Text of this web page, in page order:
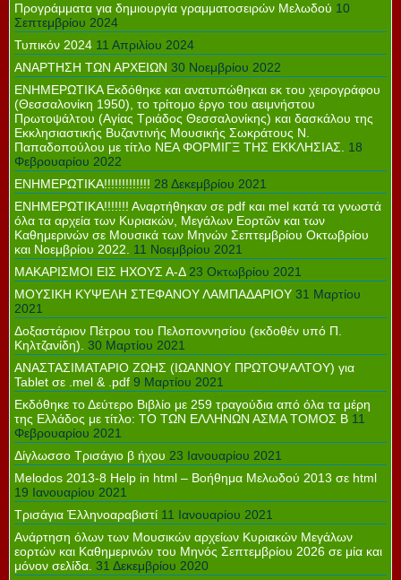
Προγράμματα για δημιουργία γραμματοσειρών Μελωδού 10
Σεπτεμβρίου 2024
Τυπικόν 2024 11 Απριλίου 2024
ΑΝΑΡΤΗΣΗ ΤΩΝ ΑΡΧΕΙΩΝ 30 Νοεμβρίου 2022
ΕΝΗΜΕΡΩΤΙΚΑ Εκδόθηκε και ανατυπώθηκαι εκ του χειρογράφου
(Θεσσαλονίκη 1950), το τρίτομο έργο του αειμνήστου
Πρωτοψάλτου (Αγίας Τριάδος Θεσσαλονίκης) και δασκάλου της
Εκκλησιαστικής Βυζαντινής Μουσικής Σωκράτους Ν.
Παπαδοπούλου με τίτλο ΝΕΑ ΦΟΡΜΙΓΞ ΤΗΣ ΕΚΚΛΗΣΙΑΣ.
18
Φεβρουαρίου 2022
ΕΝΗΜΕΡΩΤΙΚΑ!!!!!!!!!!!!! 28 Δεκεμβρίου 2021
ΕΝΗΜΕΡΩΤΙΚΑ!!!!!!! Αναρτήθηκαν σε pdf και mel κατά τα γνωστά
όλα τα αρχεία των Κυριακών, Μεγάλων Εορτῶν και των
Καθημερινών σε Μουσικά των Μηνών Σεπτεμβρίου Οκτωβρίου
και Νοεμβρίου 2022.
11 Νοεμβρίου 2021
ΜΑΚΑΡΙΣΜΟΙ ΕΙΣ ΗΧΟΥΣ Α-Δ 23 Οκτωβρίου 2021
ΜΟΥΣΙΚΗ ΚΥΨΕΛΗ ΣΤΕΦΑΝΟΥ ΛΑΜΠΑΔΑΡΙΟΥ 31 Μαρτίου
2021
Δοξαστάριον Πέτρου του Πελοποννησίου (εκδοθέν υπό Π.
Κηλτζανίδη). 30 Μαρτίου 2021
ΑΝΑΣΤΑΣΙΜΑΤΑΡΙΟ ΖΩΗΣ (ΙΩΑΝΝΟΥ ΠΡΩΤΟΨΑΛΤΟΥ) για
Tablet σε .mel & .pdf 9 Μαρτίου 2021
Εκδόθηκε το Δεύτερο Βιβλίο με 259 τραγούδια από όλα τα μέρη
της Ελλάδος με τίτλο: ΤΟ ΤΩΝ ΕΛΛΗΝΩΝ ΑΣΜΑ ΤΟΜΟΣ Β 11
Φεβρουαρίου 2021
Δίγλωσσο Τρισάγιο β ήχου 23 Ιανουαρίου 2021
Melodos 2013-8 Help in html – Βοήθημα Μελωδού 2013 σε html
19 Ιανουαρίου 2021
Τρισάγια Ἐλληνοαραβιστί 11 Ιανουαρίου 2021
Ανάρτηση όλων των Μουσικών αρχείων Κυριακών Μεγάλων
εορτών και Καθημερινών του Μηνός Σεπτεμβρίου 2026 σε μία και
μόνον σελίδα. 31 Δεκεμβρίου 2020